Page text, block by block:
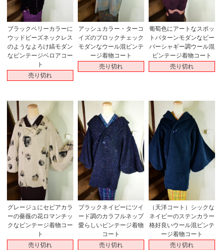
ブラックベリーカラーに
ウッドビーズネックレス
のようなよろけ縞モダン
なビンテージベロアコー
ト
売り切れ
アッシュカラー・ターコ
イズのブロックチェック
モダンなウール混ビンテ
ージ着物コート
売り切れ
葡萄色にアートなスポッ
トパターンモダンなビー
バーシャギー調ウール混
ビンテージ着物コート
売り切れ
グレージュにセピアカラ
ーの薔薇の花ロマンチッ
クなビンテージ着物コー
ト
売り切れ
ブラックネイビーにツイ
ード調のカラフルネップ
愛らしいビンテージ着物
コート
売り切れ
（天洋コート）シックな
ネイビーのステンカラー
格好良いウール混ビンテ
ージ着物コート
売り切れ